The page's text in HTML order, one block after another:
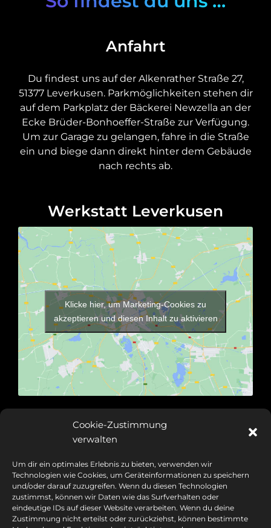
Cookie-Zustimmung
verwalten
Um dir ein optimales Erlebnis zu bieten, verwenden wir
Technologien wie Cookies, um Geräteinformationen zu speichern
und/oder darauf zuzugreifen. Wenn du diesen Technologien
zustimmst, können wir Daten wie das Surfverhalten oder
eindeutige IDs auf dieser Website verarbeiten. Wenn du deine
Zustimmung nicht erteilst oder zurückziehst, können bestimmte
Anfahrt
Du findest uns auf der Alkenrather Straße 27,
51377 Leverkusen. Parkmöglichkeiten stehen dir
auf dem Parkplatz der Bäckerei Newzella an der
Ecke Brüder-Bonhoeffer-Straße zur Verfügung.
Um zur Garage zu gelangen, fahre in die Straße
ein und biege dann direkt hinter dem Gebäude
nach rechts ab.
Werkstatt Leverkusen
Klicke hier, um Marketing-Cookies zu
akzeptieren und diesen Inhalt zu aktivieren
Anfahrt